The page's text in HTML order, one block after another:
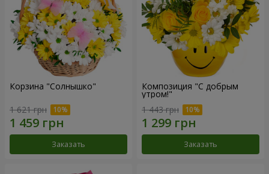
Корзина "Солнышко"
1 621 грн
Заказать
Композиция "С добрым
утром!"
1 443 грн
Заказать